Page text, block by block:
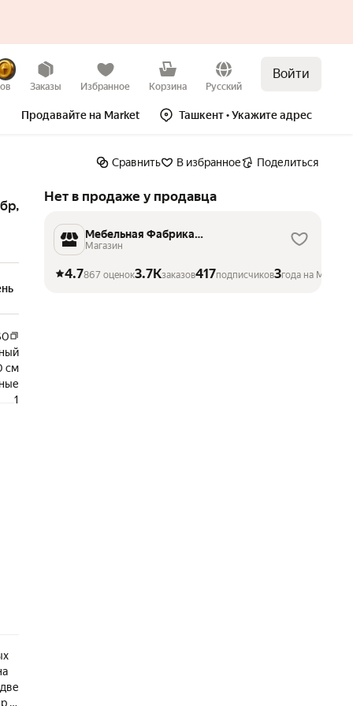
Заказы Избранное Корзина Русский
Войти
Продавайте на Market Ташкент• Укажите адрес
Сравнить В избранное Поделиться
см
1
Нет в продаже у продавца
Нет в продаже
Мебельная Фабрика
VolodinCo
Магазин
4.7867 оценок3.7Kзаказов417подписчиков3года на Маркете
и